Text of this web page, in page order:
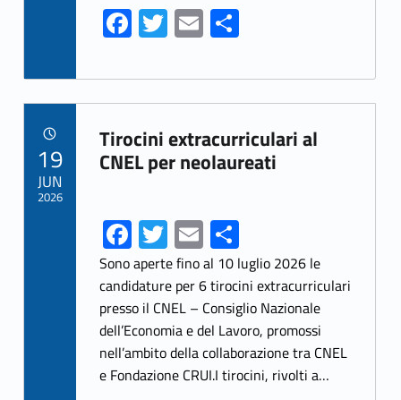
Fa
ce
b
o
o
k
T
w
itt
er
E
m
ai
l
S
ar
e
Link identifier archive #link-archive-8754
Tirocini extracurriculari al
CNEL per neolaureati
Fa
ce
b
o
o
k
T
w
itt
er
E
m
ai
l
S
h
ar
e
Sono aperte fino al 10 luglio 2026 le
candidature per 6 tirocini extracurriculari
presso il CNEL – Consiglio Nazionale
dell’Economia e del Lavoro, promossi
nell’ambito della collaborazione tra CNEL
e Fondazione CRUI.I tirocini, rivolti a…
19
JUN
2026